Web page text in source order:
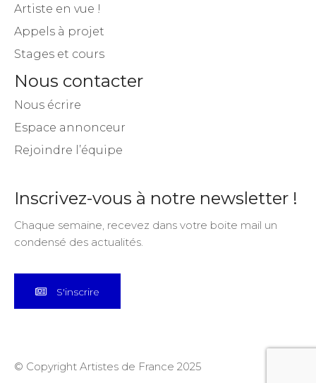
Artiste en vue !
Appels à projet
Stages et cours
Nous contacter
Nous écrire
Espace annonceur
Rejoindre l’équipe
Inscrivez-vous à notre newsletter !
Chaque semaine, recevez dans votre boite mail un
condensé des actualités.
S'inscrire
© Copyright Artistes de France 2025